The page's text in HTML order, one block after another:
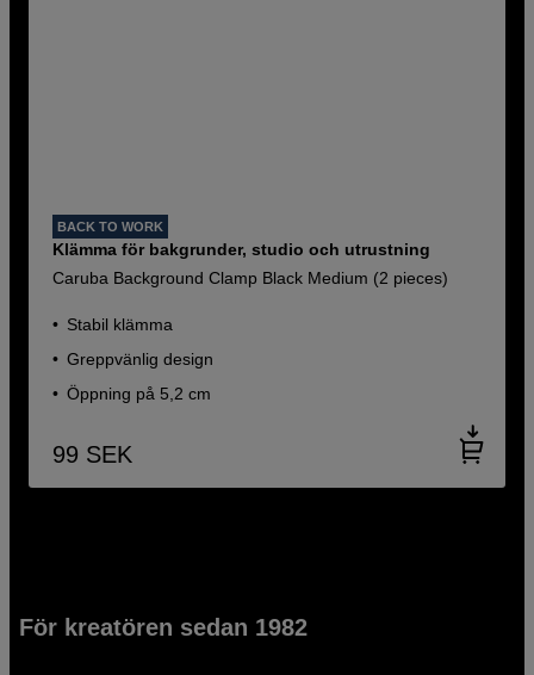
BACK TO WORK
Klämma för bakgrunder, studio och utrustning
Caruba Background Clamp Black Medium (2 pieces)
Stabil klämma
Greppvänlig design
Öppning på 5,2 cm
99 SEK
För kreatören sedan 1982